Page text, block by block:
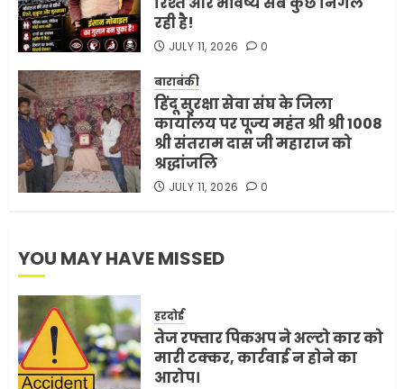
5
भारत-अमेरिका व्यापार समझौता
ट्रंप ने किया एलान
FEBRUARY 3, 2026
रही है!
JULY 11, 2026 0
बाराबंकी
हिंदू सुरक्षा सेवा संघ के जिला
कार्यालय पर पूज्य महंत श्री श्री 1008
श्री संतराम दास जी महाराज को
श्रद्धांजलि
JULY 11, 2026 0
YOU MAY HAVE MISSED
हरदोई
तेज रफ्तार पिकअप ने अल्टो कार को
मारी टक्कर, कार्रवाई न होने का
आरोप।